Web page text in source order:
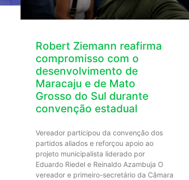
Robert Ziemann reafirma
compromisso com o
desenvolvimento de
Maracaju e de Mato
Grosso do Sul durante
convenção estadual
Vereador participou da convenção dos
partidos aliados e reforçou apoio ao
projeto municipalista liderado por
Eduardo Riedel e Reinaldo Azambuja O
vereador e primeiro-secretário da Câmara